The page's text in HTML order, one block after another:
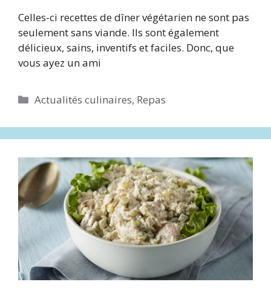
Celles-ci recettes de dîner végétarien ne sont pas
seulement sans viande. Ils sont également
délicieux, sains, inventifs et faciles. Donc, que
vous ayez un ami
Catégories
Actualités culinaires, Repas